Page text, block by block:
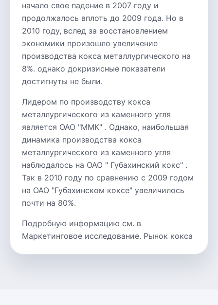
начало свое падение в 2007 году и
продолжалось вплоть до 2009 года. Но в
2010 году, вслед за восстановлением
экономики произошло увеличение
производства кокса металлургического на
8%. однако докризисные показатели
достигнуты не были.
Лидером по производству кокса
металлургического из каменного угля
является ОАО "ММК" . Однако, наибольшая
динамика производства кокса
металлургического из каменного угля
наблюдалось на ОАО " Губахинский кокс" .
Так в 2010 году по сравнению с 2009 годом
на ОАО "Губахинском коксе" увеличилось
почти на 80%.
Подробную информацию см. в
Маркетинговое исследование. Рынок кокса